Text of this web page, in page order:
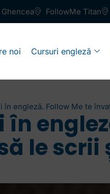
FollowMe Titan
noi Cursuri engleză
în engleză. Follow Me te
le scrii